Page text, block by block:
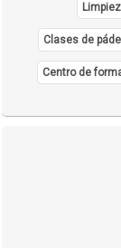
Clases de pádel
Centro de